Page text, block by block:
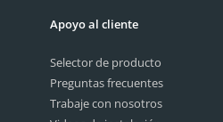
Apoyo al cliente
Selector de producto
Preguntas frecuentes
Trabaje con nosotros